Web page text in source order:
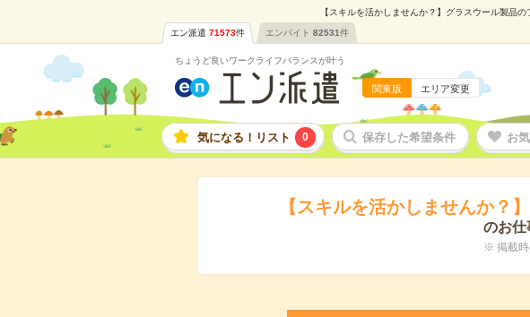
【スキルを活かしませんか？】グラスウール製品
エン派遣 71573件 エンバイト 82531件
ちょうど良いワークライフバランスが叶う
関東版 エリア変更
気になる！リスト 0 保存した希望条件 お
【スキルを活かしませんか？
のお仕
※ 掲載時